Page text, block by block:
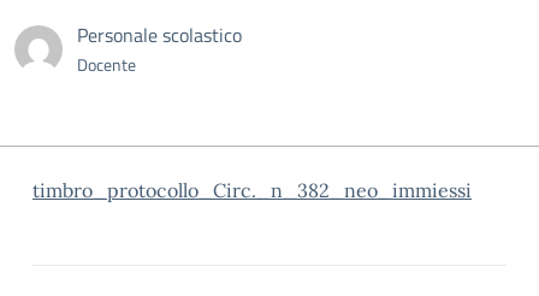
Personale scolastico
Docente
timbro_protocollo_Circ._n_382_neo_immiessi